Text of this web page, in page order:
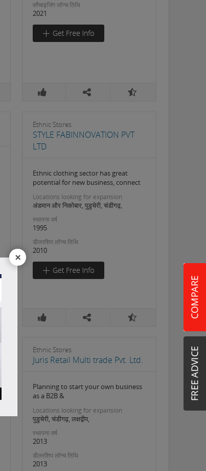
फ़्रैंचाइजिंग लॉन्च तिथि
2021
Ethnic Stores
STYLE FABINNOVATION PVT
LTD
Ethnic clothing sector has great
potential for new business, connect
Locations looking for expansion
अंडमान और निकोबार, पुडुचेरी, चंडीगढ़,
स्थापना वर्ष
1995
डीलरशिप लॉन्च तिथि
2010
Ethnic Stores
Juris Retail Multi trade Pvt. Ltd.
Planning to start your own business
as a B2B &
Locations looking for expansion
पुडुचेरी, चंडीगढ़, लक्षद्वीप,
स्थापना वर्ष
2013
डीलरशिप लॉन्च तिथि
2013
×